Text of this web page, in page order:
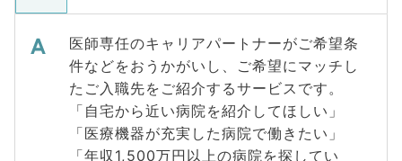
医師専任のキャリアパートナーがご希望条
件などをおうかがいし、ご希望にマッチし
たご入職先をご紹介するサービスです。
「自宅から近い病院を紹介してほしい」
「医療機器が充実した病院で働きたい」
「年収1,500万円以上の病院を探してい